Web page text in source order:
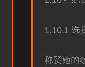
1.10.1 选
称赞她的